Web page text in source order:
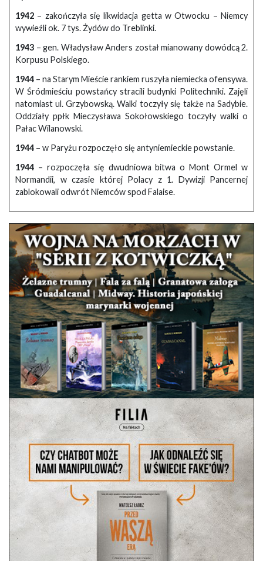
1942 – zakończyła się likwidacja getta w Otwocku – Niemcy
wywieźli ok. 7 tys. Żydów do Treblinki.
1943 – gen. Władysław Anders został mianowany dowódcą 2.
Korpusu Polskiego.
1944 – na Starym Mieście rankiem ruszyła niemiecka ofensywa.
W Śródmieściu powstańcy stracili budynki Politechniki. Zajęli
natomiast ul. Grzybowską. Walki toczyły się także na Sadybie.
Oddziały ppłk Mieczysława Sokołowskiego toczyły walki o
Pałac Wilanowski.
1944 – w Paryżu rozpoczęło się antyniemieckie powstanie.
1944 – rozpoczęła się dwudniowa bitwa o Mont Ormel w
Normandii, w czasie której Polacy z 1. Dywizji Pancernej
zablokowali odwrót Niemców spod Falaise.